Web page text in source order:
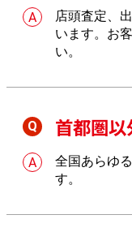
店頭査定、
います。お
い。
首都圏以
全国あらゆ
す。